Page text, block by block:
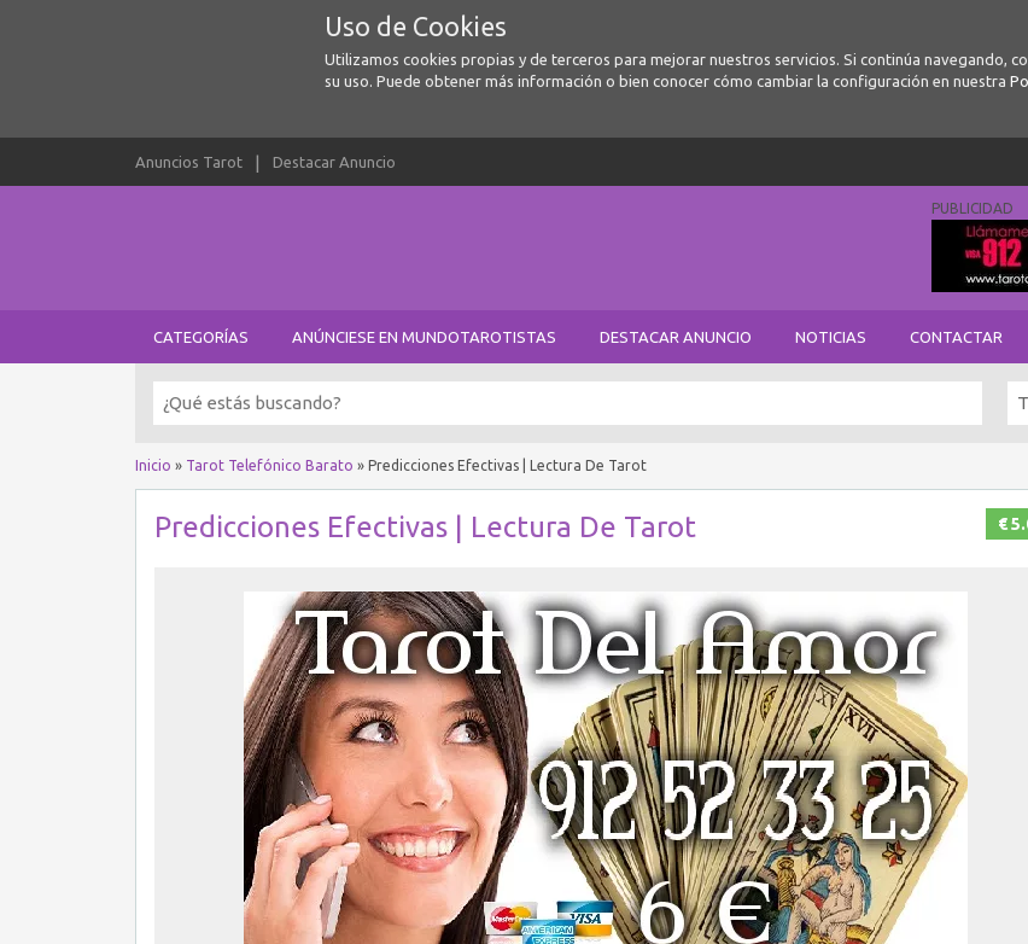
Uso de Cookies
Utilizamos cookies propias y de terceros para mejorar nuestros servicios. Si continúa navegando,
su uso. Puede obtener más información o bien conocer cómo cambiar la configuración en nuestra
Anuncios Tarot Destacar Anuncio
PUBLICIDAD
CATEGORÍAS ANÚNCIESE EN MUNDOTAROTISTAS DESTACAR ANUNCIO NOTICIAS CONTACTAR
Inicio » Tarot Telefónico Barato » Predicciones Efectivas | Lectura De Tarot
€
Predicciones Efectivas | Lectura De Tarot